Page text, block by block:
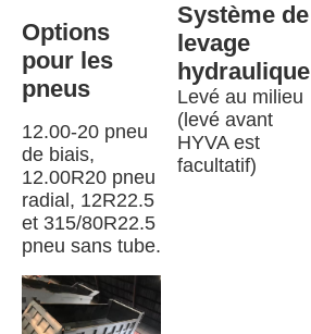
Options
pour les
pneus
12.00-20 pneu
de biais,
12.00R20 pneu
radial, 12R22.5
et 315/80R22.5
pneu sans tube.
Système de
levage
hydraulique
Levé au milieu
(levé avant
HYVA est
facultatif)